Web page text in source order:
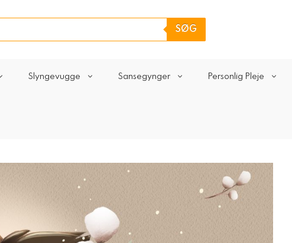
SØG
Slyngevugge Sansegynger Personlig Pleje